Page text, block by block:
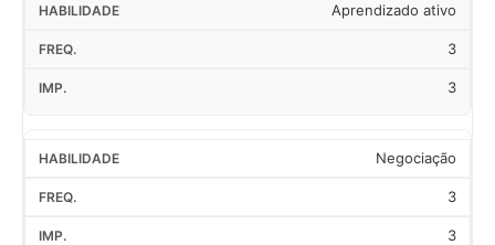
Aprendizado ativo
3
3
Negociação
3
3